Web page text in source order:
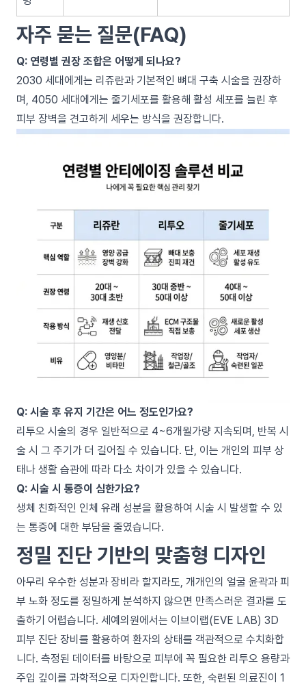
자주 묻는 질문(FAQ)
Q: 연령별 권장 조합은 어떻게 되나요?
2030 세대에게는 리쥬란과 기본적인 뼈대 구축 시술을 권장하
며, 4050 세대에게는 줄기세포를 활용해 활성 세포를 늘린 후
피부 장벽을 견고하게 세우는 방식을 권장합니다.
Q: 시술 후 유지 기간은 어느 정도인가요?
리투오 시술의 경우 일반적으로 4~6개월가량 지속되며, 반복 시
술 시 그 주기가 더 길어질 수 있습니다. 단, 이는 개인의 피부 상
태나 생활 습관에 따라 다소 차이가 있을 수 있습니다.
Q: 시술 시 통증이 심한가요?
생체 친화적인 인체 유래 성분을 활용하여 시술 시 발생할 수 있
는 통증에 대한 부담을 줄였습니다.
정밀 진단 기반의 맞춤형 디자인
아무리 우수한 성분과 장비라 할지라도, 개개인의 얼굴 윤곽과 피
부 노화 정도를 정밀하게 분석하지 않으면 만족스러운 결과를 도
출하기 어렵습니다. 세예의원에서는 이브이랩(EVE LAB) 3D
피부 진단 장비를 활용하여 환자의 상태를 객관적으로 수치화합
니다. 측정된 데이터를 바탕으로 피부에 꼭 필요한 리투오 용량과
주입 깊이를 과학적으로 디자인합니다. 또한, 숙련된 의료진이 1